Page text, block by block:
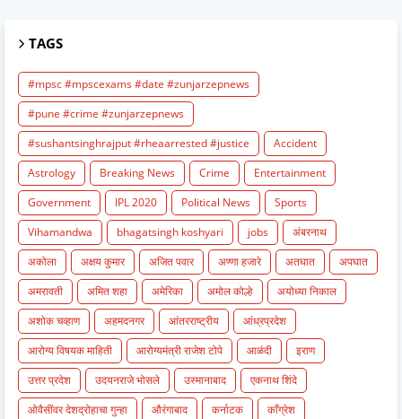
TAGS
#mpsc #mpscexams #date #zunjarzepnews
#pune #crime #zunjarzepnews
#sushantsinghrajput #rheaarrested #justice
Accident
Astrology
Breaking News Crime
Entertainment
Government
IPL 2020 Political News
Sports
Vihamandwa
bhagatsingh koshyari jobs
अंबरनाथ
अकोला
अक्षय कुमार अजित पवार अण्णा हजारे अतघात
अपघात
अमरावती
अमित शहा अमेरिका अमोल कोल्हे
अयोध्या निकाल
अशोक चव्हाण
अहमदनगर आंतरराष्ट्रीय
आंध्रप्रदेश
आरोग्य विषयक माहिती
आरोग्यमंत्री राजेश टोपे आळंदी
इराण
उत्तर प्रदेश
उदयनराजे भोसले उस्मानाबाद
एकनाथ शिंदे
ओवैसींवर देशद्रोहाचा गुन्हा
औरंगाबाद कर्नाटक
काँग्रेश